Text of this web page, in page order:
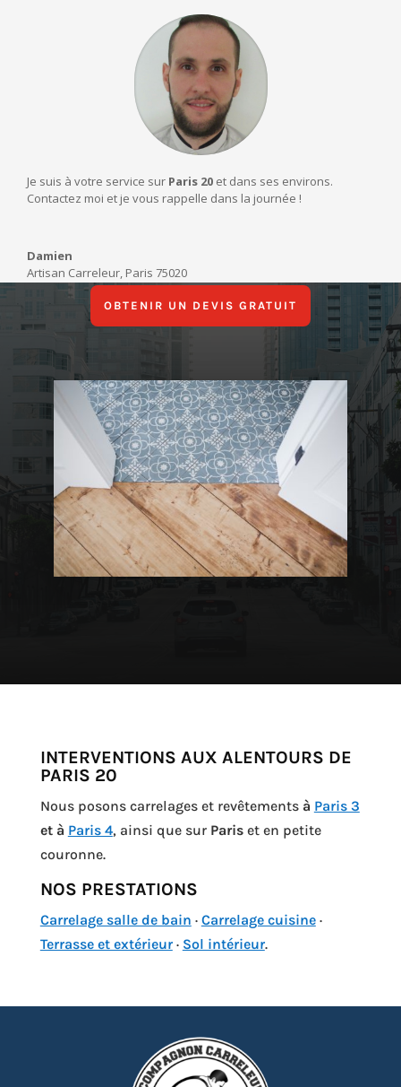
Je suis à votre service sur Paris 20 et dans ses environs.
Contactez moi et je vous rappelle dans la journée !
Damien
Artisan Carreleur, Paris 75020
OBTENIR UN DEVIS GRATUIT
INTERVENTIONS AUX ALENTOURS DE
PARIS 20
Nous posons carrelages et revêtements à Paris 3
et à Paris 4, ainsi que sur Pariset en petite
couronne.
NOS PRESTATIONS
Carrelage salle de bain · Carrelage cuisine·
Terrasse et extérieur· Sol intérieur.